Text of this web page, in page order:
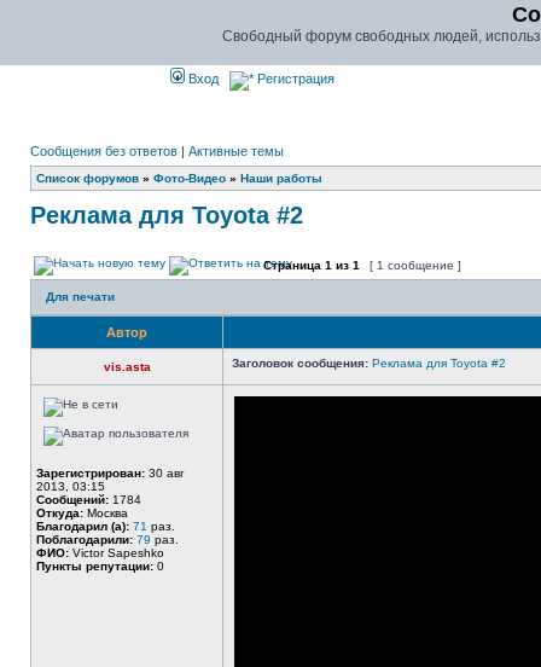
Свободный форум свободных людей,
Вход Регистрация
Сообщения без ответов | Активные темы
Список форумов » Фото-Видео » Наши работы
Реклама для Toyota #2
Страница 1 из 1 [ 1 сообщение ]
Для печати
Автор
vis.asta Заголовок сообщения: Реклама для Toyota #2
Зарегистрирован: 30 авг
2013, 03:15
Сообщений: 1784
Откуда: Москва
Благодарил (а): 71 раз.
Поблагодарили: 79 раз.
ФИО: Victor Sapeshko
Пункты репутации: 0